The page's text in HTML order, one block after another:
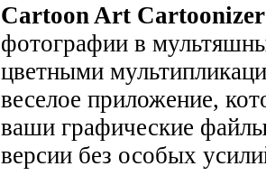
Cartoon Art Cartoonizer
фотографии в
цветными
веселое приложение,
ваши графические
версии без особых